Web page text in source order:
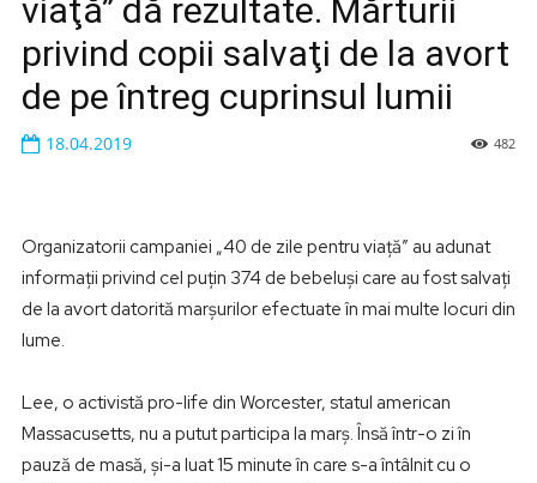
viaţă” dă rezultate. Mărturii
privind copii salvaţi de la avort
de pe întreg cuprinsul lumii
482
18.04.2019
Organizatorii campaniei „40 de zile pentru viaţă” au adunat
informaţii privind cel puţin 374 de bebeluși care au fost salvaţi
de la avort datorită marşurilor efectuate în mai multe locuri din
lume.
Lee, o activistă pro-life din Worcester, statul american
Massacusetts, nu a putut participa la marş. Însă într-o zi în
pauză de masă, şi-a luat 15 minute în care s-a întâlnit cu o